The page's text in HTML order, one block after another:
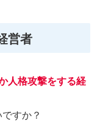
営者
人格攻撃をする経
すか？